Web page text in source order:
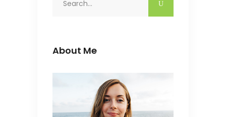
About Me